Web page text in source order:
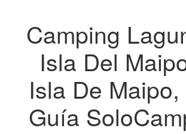
Camping
Isla Del
Isla De
Guía